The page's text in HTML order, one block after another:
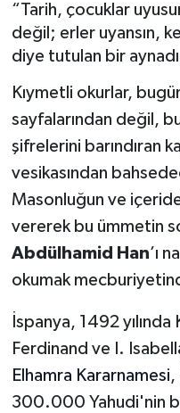
“Tarih, çocuklar
değil; erler uyansın,
diye tutulan bir
Kıymetli okurlar,
sayfalarından değil,
şifrelerini barındıran
vesikasından
Masonluğun ve
vererek bu ümmetin
Abdülhamid Han’ı
okumak
İspanya, 1492
Ferdinand ve I.
Elhamra Kararnamesi,
300.000 Yahudi'nin